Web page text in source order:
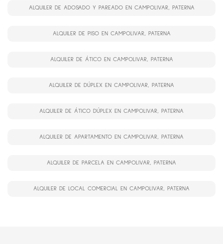
ALQUILER DE ADOSADO Y PAREADO EN CAMPOLIVAR, PATERNA
ALQUILER DE PISO EN CAMPOLIVAR, PATERNA
ALQUILER DE ÁTICO EN CAMPOLIVAR, PATERNA
ALQUILER DE DÚPLEX EN CAMPOLIVAR, PATERNA
ALQUILER DE ÁTICO DÚPLEX EN CAMPOLIVAR, PATERNA
ALQUILER DE APARTAMENTO EN CAMPOLIVAR, PATERNA
ALQUILER DE PARCELA EN CAMPOLIVAR, PATERNA
ALQUILER DE LOCAL COMERCIAL EN CAMPOLIVAR, PATERNA